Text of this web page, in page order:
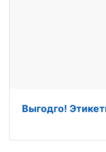
Выгодго!